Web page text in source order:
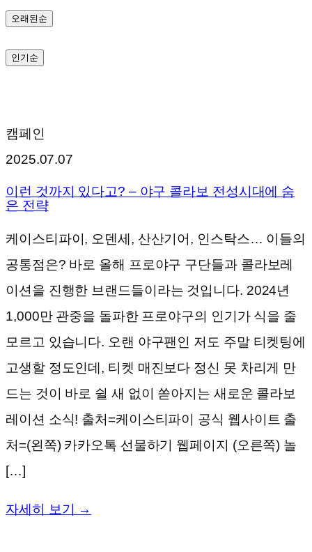
오래된순
인기순
캠페인
2025.07.07
이런 것까지 있다고? – 야구 콜라보 전성시대에 숨
은 전략
케이스티파이, 오덴세, 산산기어, 인스탁스… 이들의
공통점은? 바로 올해 프로야구 구단들과 콜라보레
이션을 진행한 브랜드들이라는 것입니다. 2024년
1,000만 관중을 돌파한 프로야구의 인기가 식을 줄
모르고 있습니다. 오랜 야구팬인 저도 주말 티켓팅에
고생할 정도인데, 티켓 매진보다 정신 못 차리게 만
드는 것이 바로 쉴 새 없이 쏟아지는 새로운 콜라보
레이션 소식! 출처=케이스티파이 공식 웹사이트 출
처=(왼쪽) 카카오톡 선물하기 웹페이지 (오른쪽) 놀
[…]
자세히 보기 →